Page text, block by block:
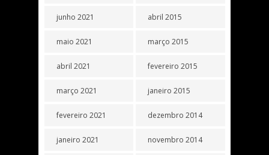
junho 2021
maio 2021
abril 2021
março 2021
fevereiro 2021
janeiro 2021
abril 2015
março 2015
fevereiro 2015
janeiro 2015
dezembro 2014
novembro 2014